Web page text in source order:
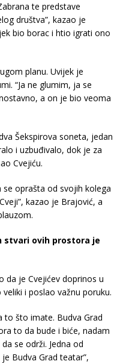
te predstave
društva”, kazao je
bio borac i htio igrati ono
planu. Uvijek je
“Ja ne glumim, ja se
a on je bio veoma
Šekspirova soneta, jedan
i uzbuđivalo, dok je za
Cvejiću.
se oprašta od svojih kolega
kazao je Brajović, a
stvari ovih prostora je
da je Cvejićev doprinos u
i poslao važnu poruku.
to što imate. Budva Grad
to da bude i biće, nadam
se održi. Jedna od
Budva Grad teatar”,